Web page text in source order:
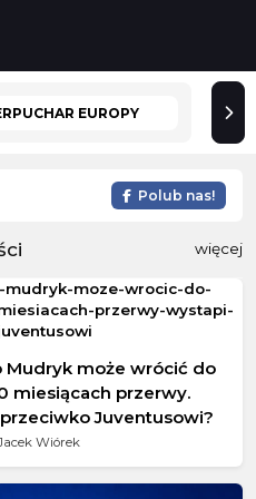
EUROPY
Polub nas!
więcej
Mudryk może wrócić do
miesiącach przerwy.
Juventusowi?
Wiórek